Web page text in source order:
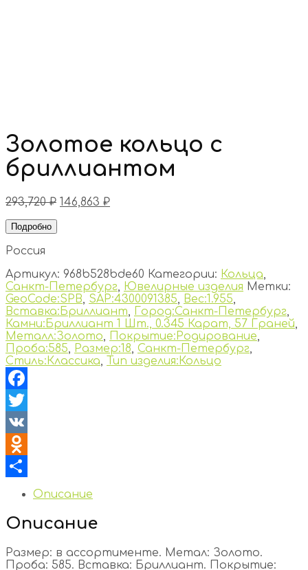
Золотое кольцо с
бриллиантом
293,720₽ 146,863 ₽
Подробно
Россия
Артикул: 968b528bde60 Категории: Кольца,
Санкт-Петербург, Ювелирные изделия Метки:
GeoCode:SPB, SAP:4300091385, Вес:1.955,
Вставка:Бриллиант, Город:Санкт-Петербург,
Камни:Бриллиант 1 Шт., 0.345 Карат, 57 Граней,
Металл:Золото, Покрытие:Родирование,
Проба:585, Размер:18, Санкт-Петербург,
Стиль:Классика, Тип изделия:Кольцо
Facebook
Twitter
VK
Odnoklassniki
Отправить
Описание
Описание
Размер: в ассортименте. Метал: Золото.
Проба: 585. Вставка: Бриллиант. Покрытие: